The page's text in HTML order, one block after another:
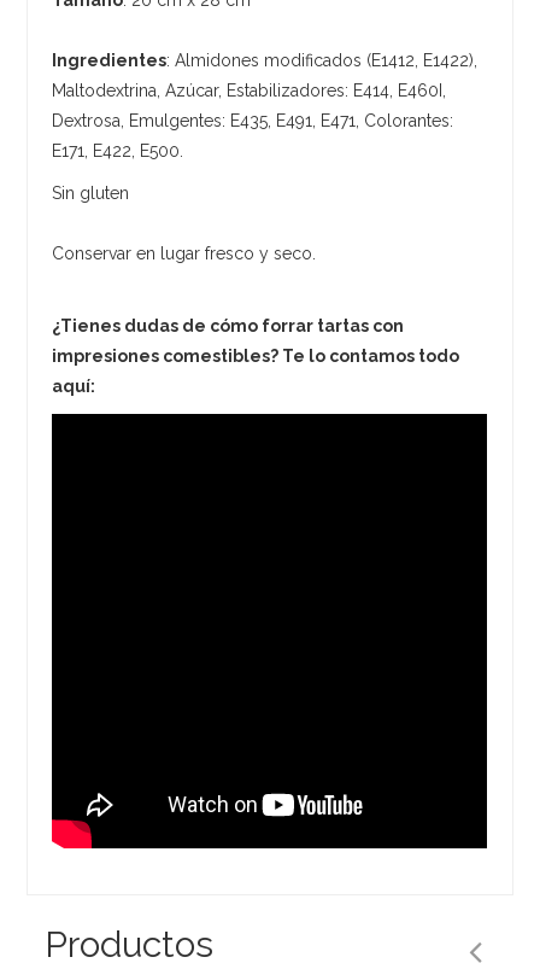
Ingredientes: Almidones modificados (E1412, E1422),
Maltodextrina, Azúcar, Estabilizadores: E414, E460I,
Dextrosa, Emulgentes: E435, E491, E471, Colorantes:
E171, E422, E500.
Sin gluten
Conservar en lugar fresco y seco.
¿Tienes dudas de cómo forrar tartas con
impresiones comestibles? Te lo contamos todo
aquí:
Productos